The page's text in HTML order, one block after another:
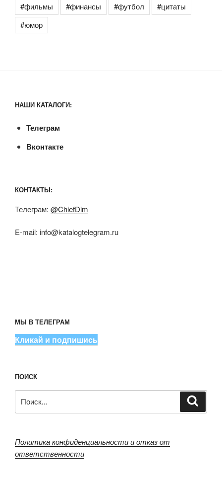
#фильмы
#финансы #футбол
#цитаты
#юмор
НАШИ КАТАЛОГИ:
Телеграм
Вконтакте
КОНТАКТЫ:
Телеграм: @ChiefDim
E-mail: info@katalogtelegram.ru
МЫ В ТЕЛЕГРАМ
Кликай и подпишись
ПОИСК
Политика конфиденциальности и отказ от
ответственности